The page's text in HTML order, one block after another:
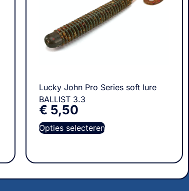
Lucky John Pro Series soft lure
BALLIST 3.3
€ 5,50
Opties selecteren